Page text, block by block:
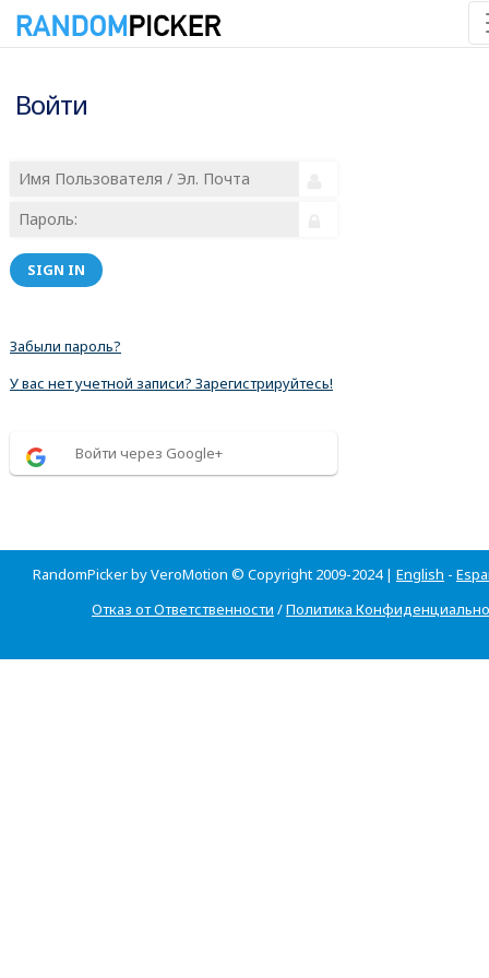
Войти
SIGN IN
Забыли пароль?
У вас нет учетной записи? Зарегистрируйтесь!
Войти через Google+
RandomPicker by VeroMotion © Copyright 2009-2024 | English -
Отказ от Ответственности /Политика